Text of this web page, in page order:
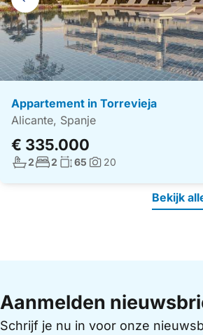
navigatie
Appartement in Torrevieja
Alicante, Spanje
€ 335.000
Aantal badkamers:
2Aantal slaapkamers:
2 Woonoppervlakte:
65 Foto's:
20
Bekijk
Aanmelden
Schrijf je nu in voor onze